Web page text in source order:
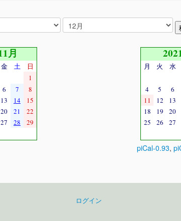
月
金 土
日
1
6 7
8
13 14
15
20 21
22
27 28
29
月 火 水
4
5 6
11
12 13
18
19 20
25
26 27
piCal-0.93,
ログイン